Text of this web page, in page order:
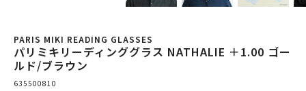
PARIS MIKI READING GLASSES
パリミキリーディンググラス NATHALIE ＋1.00 ゴー
ルド/ブラウン
635500810